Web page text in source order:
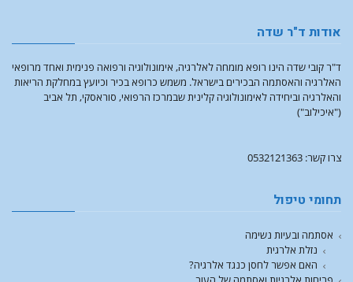
אודות ד"ר שדה
ד"ר קובי שדה הינו רופא מומחה לאלרגיה, אימונולוגיה ורפואה פנימית ואחד מרופאי
האלרגיה והאסתמה הבכירים בישראל. משמש כרופא בכיר וכיועץ במחלקת הריאות
והאלרגיה וביחידה לאימונולוגיה קלינית שבמרכז הרפואי, סוראסקי, תל אביב
("איכילוב")
צרו קשר: 0532121363
תחומי טיפול
אסתמה ובעיות נשימה
נזלת אלרגית
האם אפשר לחסן כנגד אלרגיה?